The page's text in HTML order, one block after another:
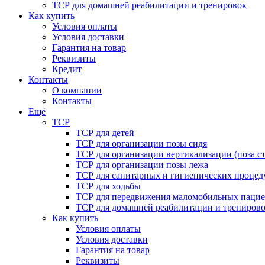
ТСР для домашней реабилитации и тренировок
Как купить
Условия оплаты
Условия доставки
Гарантия на товар
Реквизиты
Кредит
Контакты
О компании
Контакты
Ещё
ТСР
ТСР для детей
ТСР для организации позы сидя
ТСР для организации вертикализации (поза
ТСР для организации позы лежа
ТСР для санитарных и гигиенических
ТСР для ходьбы
ТСР для передвижения маломобильных
ТСР для домашней реабилитации и
Как купить
Условия оплаты
Условия доставки
Гарантия на товар
Реквизиты